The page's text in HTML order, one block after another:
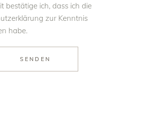
bestätige ich, dass ich die
zur Kenntnis
habe.
SENDEN